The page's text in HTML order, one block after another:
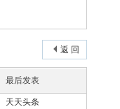
返 回
最后发表
天天头条